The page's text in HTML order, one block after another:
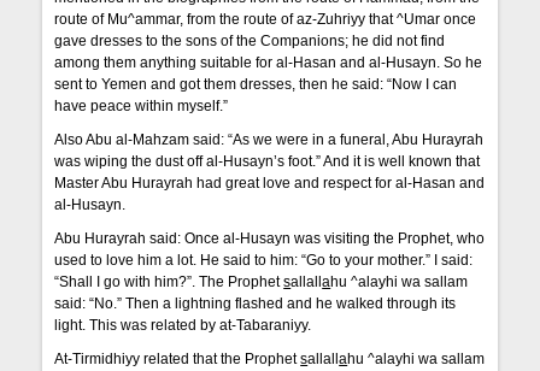
route of Mu^ammar, from the route of az-Zuhriyy that ^Umar once
gave dresses to the sons of the Companions; he did not find
among them anything suitable for al-Hasan and al-Husayn. So he
sent to Yemen and got them dresses, then he said: “Now I can
have peace within myself.”
Also Abu al-Mahzam said: “As we were in a funeral, Abu Hurayrah
was wiping the dust off al-Husayn’s foot.” And it is well known that
Master Abu Hurayrah had great love and respect for al-Hasan and
al-Husayn.
Abu Hurayrah said: Once al-Husayn was visiting the Prophet, who
used to love him a lot. He said to him: “Go to your mother.” I said:
“Shall I go with him?”. The Prophetsallallahu ^alayhi wa sallam
said: “No.” Then a lightning flashed and he walked through its
light. This was related by at-Tabaraniyy.
At-Tirmidhiyy related that the Prophetsallallahu ^alayhi wa sallam